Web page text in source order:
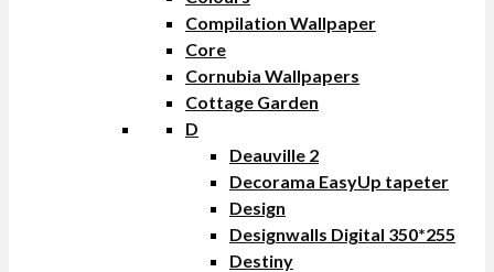
Compilation Wallpaper
Core
Cornubia Wallpapers
Cottage Garden
D
Deauville 2
Decorama EasyUp tapeter
Design
Designwalls Digital 350*255
Destiny